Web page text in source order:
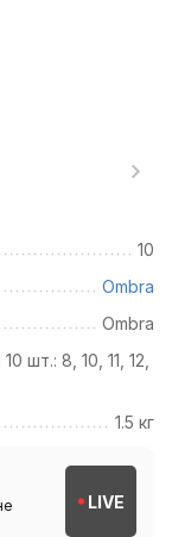
10
Ombra
Ombra
шт.: 8, 10, 11, 12,
1.5 кг
LIVE